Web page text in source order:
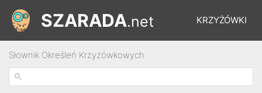
KRZYŻÓWKI
SZARADA.net
Słownik Określeń Krzyżówkowych